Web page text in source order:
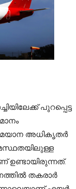
പുറപ്പെട്ട
അധികൃതർ
ഉണ്ടായിരുന്നത്.
തകരാർ